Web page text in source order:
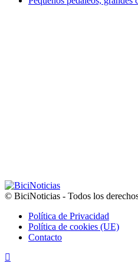
© BiciNoticias - Todos los
Política de Privacidad
Política de cookies (UE)
Contacto